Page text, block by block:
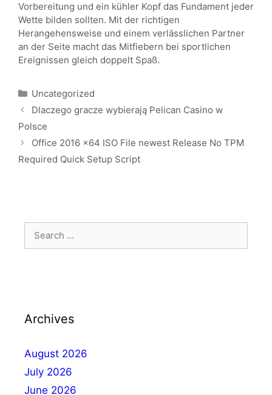
Vorbereitung und ein kühler Kopf das Fundament jeder
Wette bilden sollten. Mit der richtigen
Herangehensweise und einem verlässlichen Partner
an der Seite macht das Mitfiebern bei sportlichen
Ereignissen gleich doppelt Spaß.
Uncategorized
Dlaczego gracze wybierają Pelican Casino w
Polsce
Office 2016 x64 ISO File newest Release No TPM
Required Quick Setup Script
Archives
August 2026
July 2026
June 2026